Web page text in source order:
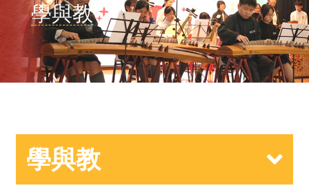
學與教
學與教